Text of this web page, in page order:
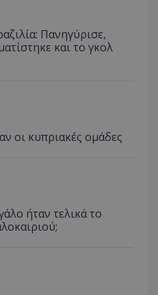
Πανηγύρισε,
και το γκολ
οι κυπριακές ομάδες
ήταν τελικά το